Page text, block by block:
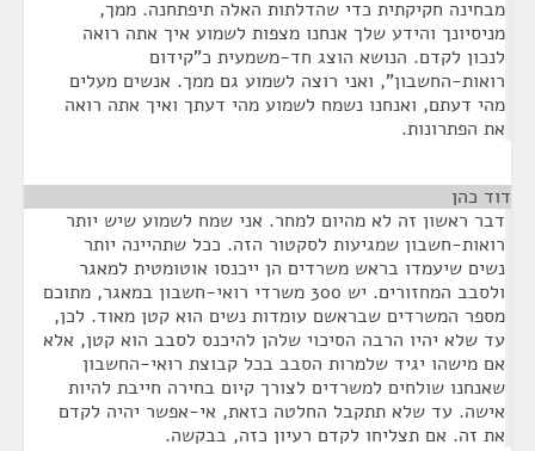
מבחינה חקיקתית כדי שהדלתות האלה תיפתחנה. ממך,
מניסיונך והידע שלך אנחנו מצפות לשמוע איך אתה רואה
לנכון לקדם. הנושא הוצג חד-משמעית כ"קידום
רואות-החשבון", ואני רוצה לשמוע גם ממך. אנשים מעלים
מהי דעתם, ואנחנו נשמח לשמוע מהי דעתך ואיך אתה רואה
את הפתרונות.
דוד כהן
דבר ראשון זה לא מהיום למחר. אני שמח לשמוע שיש יותר
רואות-חשבון שמגיעות לסקטור הזה. ככל שתהיינה יותר
נשים שיעמדו בראש משרדים הן ייכנסו אוטומטית למאגר
ולסבב המחזורים. יש 300 משרדי רואי-חשבון במאגר, מתוכם
מספר המשרדים שבראשם עומדות נשים הוא קטן מאוד. לכן,
עד שלא יהיו הרבה הסיכוי שלהן להיכנס לסבב הוא קטן, אלא
אם מישהו יגיד שלמרות הסבב בכל קבוצת רואי-החשבון
שאנחנו שולחים למשרדים לצורך קיום בחירה חייבת להיות
אישה. עד שלא תתקבל החלטה כזאת, אי-אפשר יהיה לקדם
את זה. אם תצליחו לקדם רעיון כזה, בבקשה.